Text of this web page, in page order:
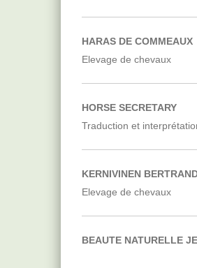
HARAS DE COMMEAUX
Elevage de chevaux
HORSE SECRETARY
Traduction et
KERNIVINEN
Elevage de chevaux
BEAUTE NATURELLE